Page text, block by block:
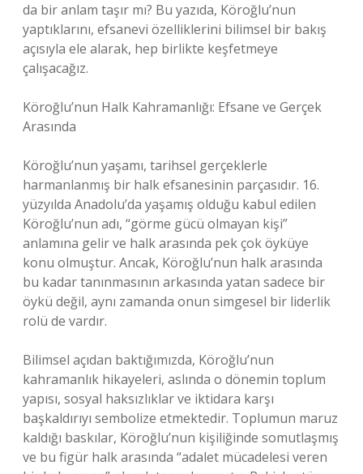
da bir anlam taşır mı? Bu yazıda, Köroğlu’nun
yaptıklarını, efsanevi özelliklerini bilimsel bir bakış
açısıyla ele alarak, hep birlikte keşfetmeye
çalışacağız.
Köroğlu’nun Halk Kahramanlığı: Efsane ve Gerçek
Arasında
Köroğlu’nun yaşamı, tarihsel gerçeklerle
harmanlanmış bir halk efsanesinin parçasıdır. 16.
yüzyılda Anadolu’da yaşamış olduğu kabul edilen
Köroğlu’nun adı, “görme gücü olmayan kişi”
anlamına gelir ve halk arasında pek çok öyküye
konu olmuştur. Ancak, Köroğlu’nun halk arasında
bu kadar tanınmasının arkasında yatan sadece bir
öykü değil, aynı zamanda onun simgesel bir liderlik
rolü de vardır.
Bilimsel açıdan baktığımızda, Köroğlu’nun
kahramanlık hikayeleri, aslında o dönemin toplum
yapısı, sosyal haksızlıklar ve iktidara karşı
başkaldırıyı sembolize etmektedir. Toplumun maruz
kaldığı baskılar, Köroğlu’nun kişiliğinde somutlaşmış
ve bu figür halk arasında “adalet mücadelesi veren